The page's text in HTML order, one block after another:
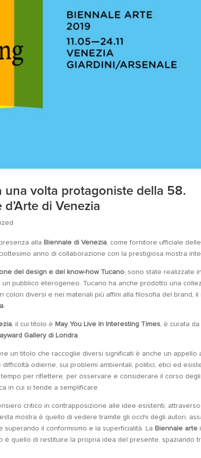
una volta protagoniste della 58.
di Venezia
alla Biennale di Venezia, come fornitore ufficiale
anno di collaborazione con la prestigiosa mostra
del design e del know-how Tucano, sono state realizzate
pubblico eterogeneo. Tucano ha anche prodotto una
colori diversi e nei materiali più affini alla filosofia del brand, il
.
, il cui titolo è May You Live In Interesting Times, è curata da
Gallery di Londra.
un titolo che raccoglie diversi significati è anche un appello
odierne, sui problemi ambientali, politici, etici ed
per riflettere, per osservare e considerare il corso
in cui si tende a semplificare.
critico in contrapposizione alle idee esistenti,
mostra è quello di vedere tramite gli occhi degli autori,
superando il conformismo e la superficialità. La Biennale arte
è quello di restituire la propria idea del presente, spaziando